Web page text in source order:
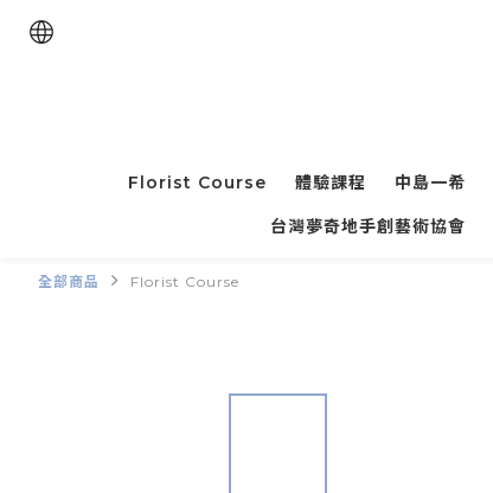
Florist Course 體驗課程 中島一希
台灣夢奇地手創藝術協會
全部商品 Florist Course